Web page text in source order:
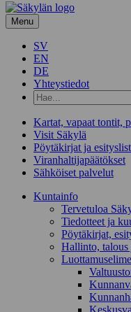
Menu
SV
EN
DE
Yhteystiedot
Hae
hakusanalla:
Kartat, vapaat tontit,
Visit Säkylä
Pöytäkirjat ja
Viranhaltijapäätökset
Sähköiset palvelut
Kunta­info
Tervetuloa
Tiedotteet ja
Pöytäkirjat,
Hallinto, talous